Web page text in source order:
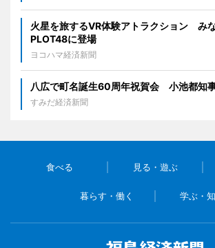
火星を旅するVR体験アトラクション み
PLOT48に登場
ヨコハマ経済新聞
八広で町名誕生60周年祝賀会 小池都知
すみだ経済新聞
食べる 見る・遊ぶ
暮らす・働く 学ぶ・